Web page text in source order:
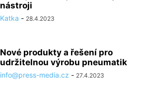
nástroji
Katka - 28.4.2023
Nové produkty a řešení pro
udržitelnou výrobu pneumatik
info@press-media.cz - 27.4.2023